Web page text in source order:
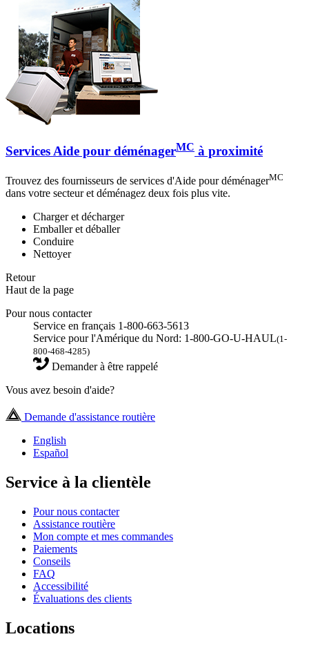
Services Aide pour déménagerMC à proximité
Trouvez des fournisseurs de services d'Aide pour déménagerMC
dans votre secteur et déménagez deux fois plus vite.
Charger et décharger
Emballer et déballer
Conduire
Nettoyer
Retour
Haut de la page
Pour nous contacter
Service en français 1-800-663-5613
Service pour l'Amérique du Nord: 1-800-GO-U-HAUL(1-
800-468-4285)
Demander à être rappelé
Vous avez besoin d'aide?
Demande d'assistance routière
English
Español
Service à la clientèle
Pour nous contacter
Assistance routière
Mon compte et mes commandes
Paiements
Conseils
FAQ
Accessibilité
Évaluations des clients
Locations